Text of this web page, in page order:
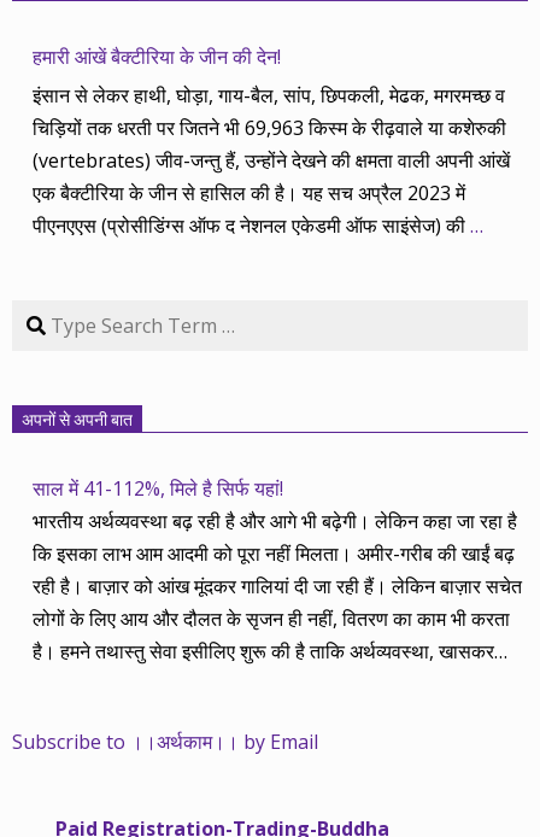
हमारी आंखें बैक्टीरिया के जीन की देन!
इंसान से लेकर हाथी, घोड़ा, गाय-बैल, सांप, छिपकली, मेढक, मगरमच्छ व
चिड़ियों तक धरती पर जितने भी 69,963 किस्म के रीढ़वाले या कशेरुकी
(vertebrates) जीव-जन्तु हैं, उन्होंने देखने की क्षमता वाली अपनी आंखें
एक बैक्टीरिया के जीन से हासिल की है। यह सच अप्रैल 2023 में
पीएनएएस (प्रोसीडिंग्स ऑफ द नेशनल एकेडमी ऑफ साइंसेज) की…
Search
अपनों से अपनी बात
साल में 41-112%, मिले है सिर्फ यहां!
भारतीय अर्थव्यवस्था बढ़ रही है और आगे भी बढ़ेगी। लेकिन कहा जा रहा है
कि इसका लाभ आम आदमी को पूरा नहीं मिलता। अमीर-गरीब की खाईं बढ़
रही है। बाज़ार को आंख मूंदकर गालियां दी जा रही हैं। लेकिन बाज़ार सचेत
लोगों के लिए आय और दौलत के सृजन ही नहीं, वितरण का काम भी करता
है। हमने तथास्तु सेवा इसीलिए शुरू की है ताकि अर्थव्यवस्था, खासकर
महंगाई की दर 10 प्रतिशत से ऊपर रहती है। वे भागकर जाते हैं सोने और
नहीं आती। खुद उनके कितने काम आएगी, यह भी पक्का नहीं। जो पिछले
Subscribe to ।।अर्थकाम।। by Email
Paid Registration-Trading-Buddha